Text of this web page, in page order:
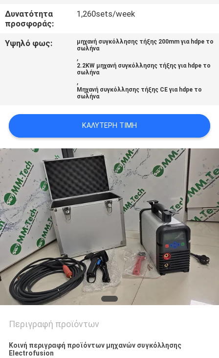
ΜΠΛΟΓΚ
ΖΗΤΉΣΤΕ
PRIVACY
POLICY
Δυνατότητα
προσφοράς:
1,260sets/week
Υψηλό φως:
μηχανή συγκόλλησης τήξης 200mm για hdpe το
σωλήνα
,
2.2KW μηχανή συγκόλλησης τήξης για hdpe το
σωλήνα
,
Μηχανή συγκόλλησης τήξης CE για hdpe το
σωλήνα
ΚΑΛΎΤΕΡΗ ΤΙΜΉ
Περιγραφή προϊόντων
Κοινή περιγραφή προϊόντων μηχανών συγκόλλησης
Electrofusion